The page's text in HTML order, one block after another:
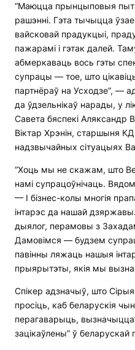
“Маюцца прынцыповыя
рашэнні. Гэта тычыцца
вайсковай прадукцыі,
пажарамі і гэтак далей.
абмеркаваць вось гэты
супрацы — тое, што
партнёраў на Усходзе”, —
да ўдзельнікаў нарады, у
Савета бяспекі Аляксандр
Віктар Хрэнін, старшыня
надзвычайных сітуацыях
“Хоць мы не скажам, што
намі супрацоўнічаць.
— І бізнес-колы многія
інтарэс да нашай
дыялог, перамовы з
Дамовімся — будзем
павінны ляжаць нашыя
прыярытэты, якія мы
Спікер адзначыў, што
просіць, каб беларускія
перагаварыць,
зацікаўлены” ў беларускай